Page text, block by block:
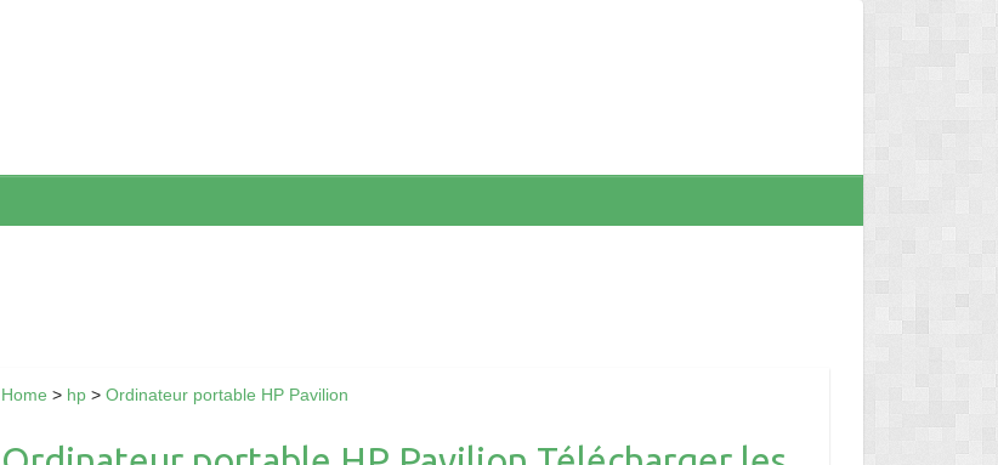
Home > hp> Ordinateur portable HP Pavilion